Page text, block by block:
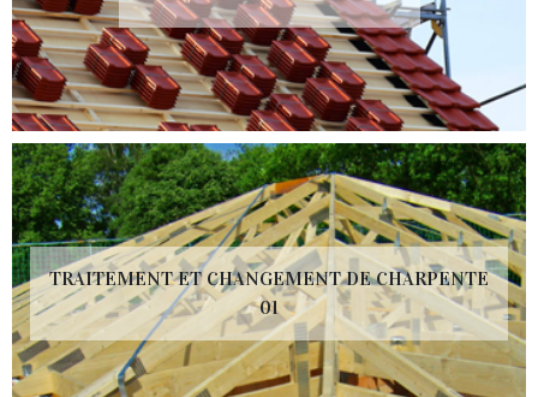
TRAITEMENT ET CHANGEMENT DE CHARPENTE
01